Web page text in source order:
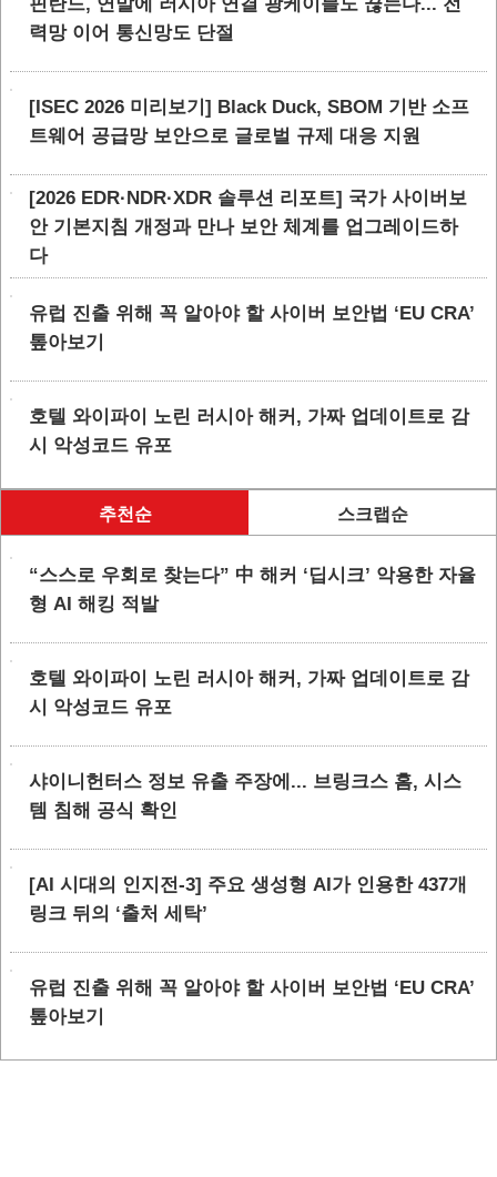
력망 이어 통신망도 단절
[ISEC 2026 미리보기] Black Duck, SBOM 기반 소프
트웨어 공급망 보안으로 글로벌 규제 대응 지원
[2026 EDR·NDR·XDR 솔루션 리포트] 국가 사이버보
안 기본지침 개정과 만나 보안 체계를 업그레이드하
다
유럽 진출 위해 꼭 알아야 할 사이버 보안법 ‘EU CRA’
톺아보기
호텔 와이파이 노린 러시아 해커, 가짜 업데이트로 감
시 악성코드 유포
추천순 스크랩순
“스스로 우회로 찾는다” 中 해커 ‘딥시크’ 악용한 자율
형 AI 해킹 적발
호텔 와이파이 노린 러시아 해커, 가짜 업데이트로 감
시 악성코드 유포
샤이니헌터스 정보 유출 주장에... 브링크스 홈, 시스
템 침해 공식 확인
[AI 시대의 인지전-3] 주요 생성형 AI가 인용한 437개
링크 뒤의 ‘출처 세탁’
유럽 진출 위해 꼭 알아야 할 사이버 보안법 ‘EU CRA’
톺아보기